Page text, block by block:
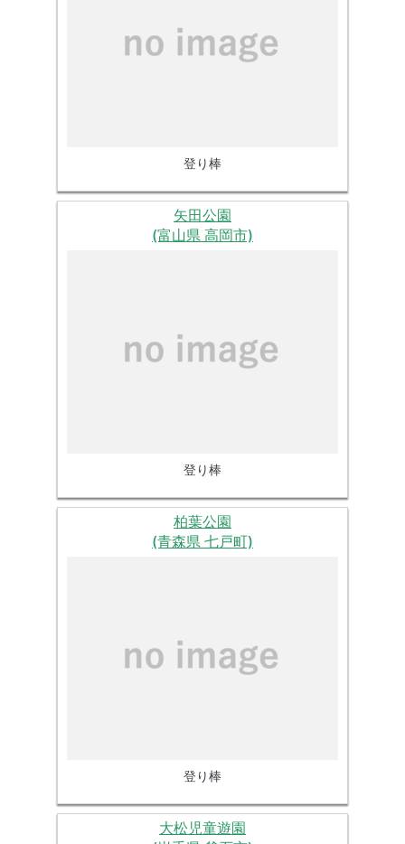
登り棒
矢田公園
(富山県 高岡市)
登り棒
柏葉公園
(青森県 七戸町)
登り棒
大松児童遊園